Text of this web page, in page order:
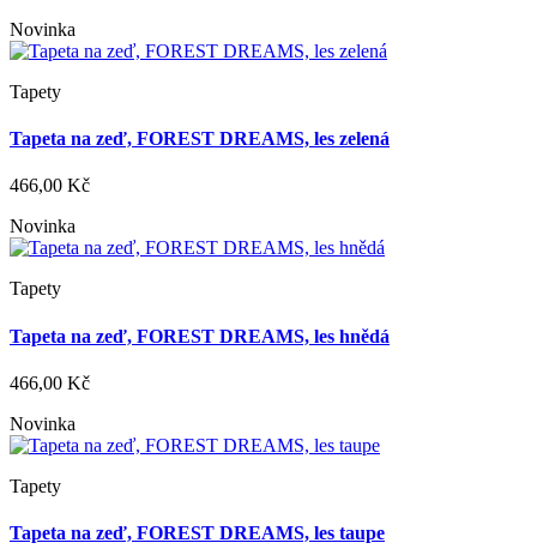
Novinka
Tapety
Tapeta na zeď, FOREST DREAMS, les zelená
466,00 Kč
Novinka
Tapety
Tapeta na zeď, FOREST DREAMS, les hnědá
466,00 Kč
Novinka
Tapety
Tapeta na zeď, FOREST DREAMS, les taupe